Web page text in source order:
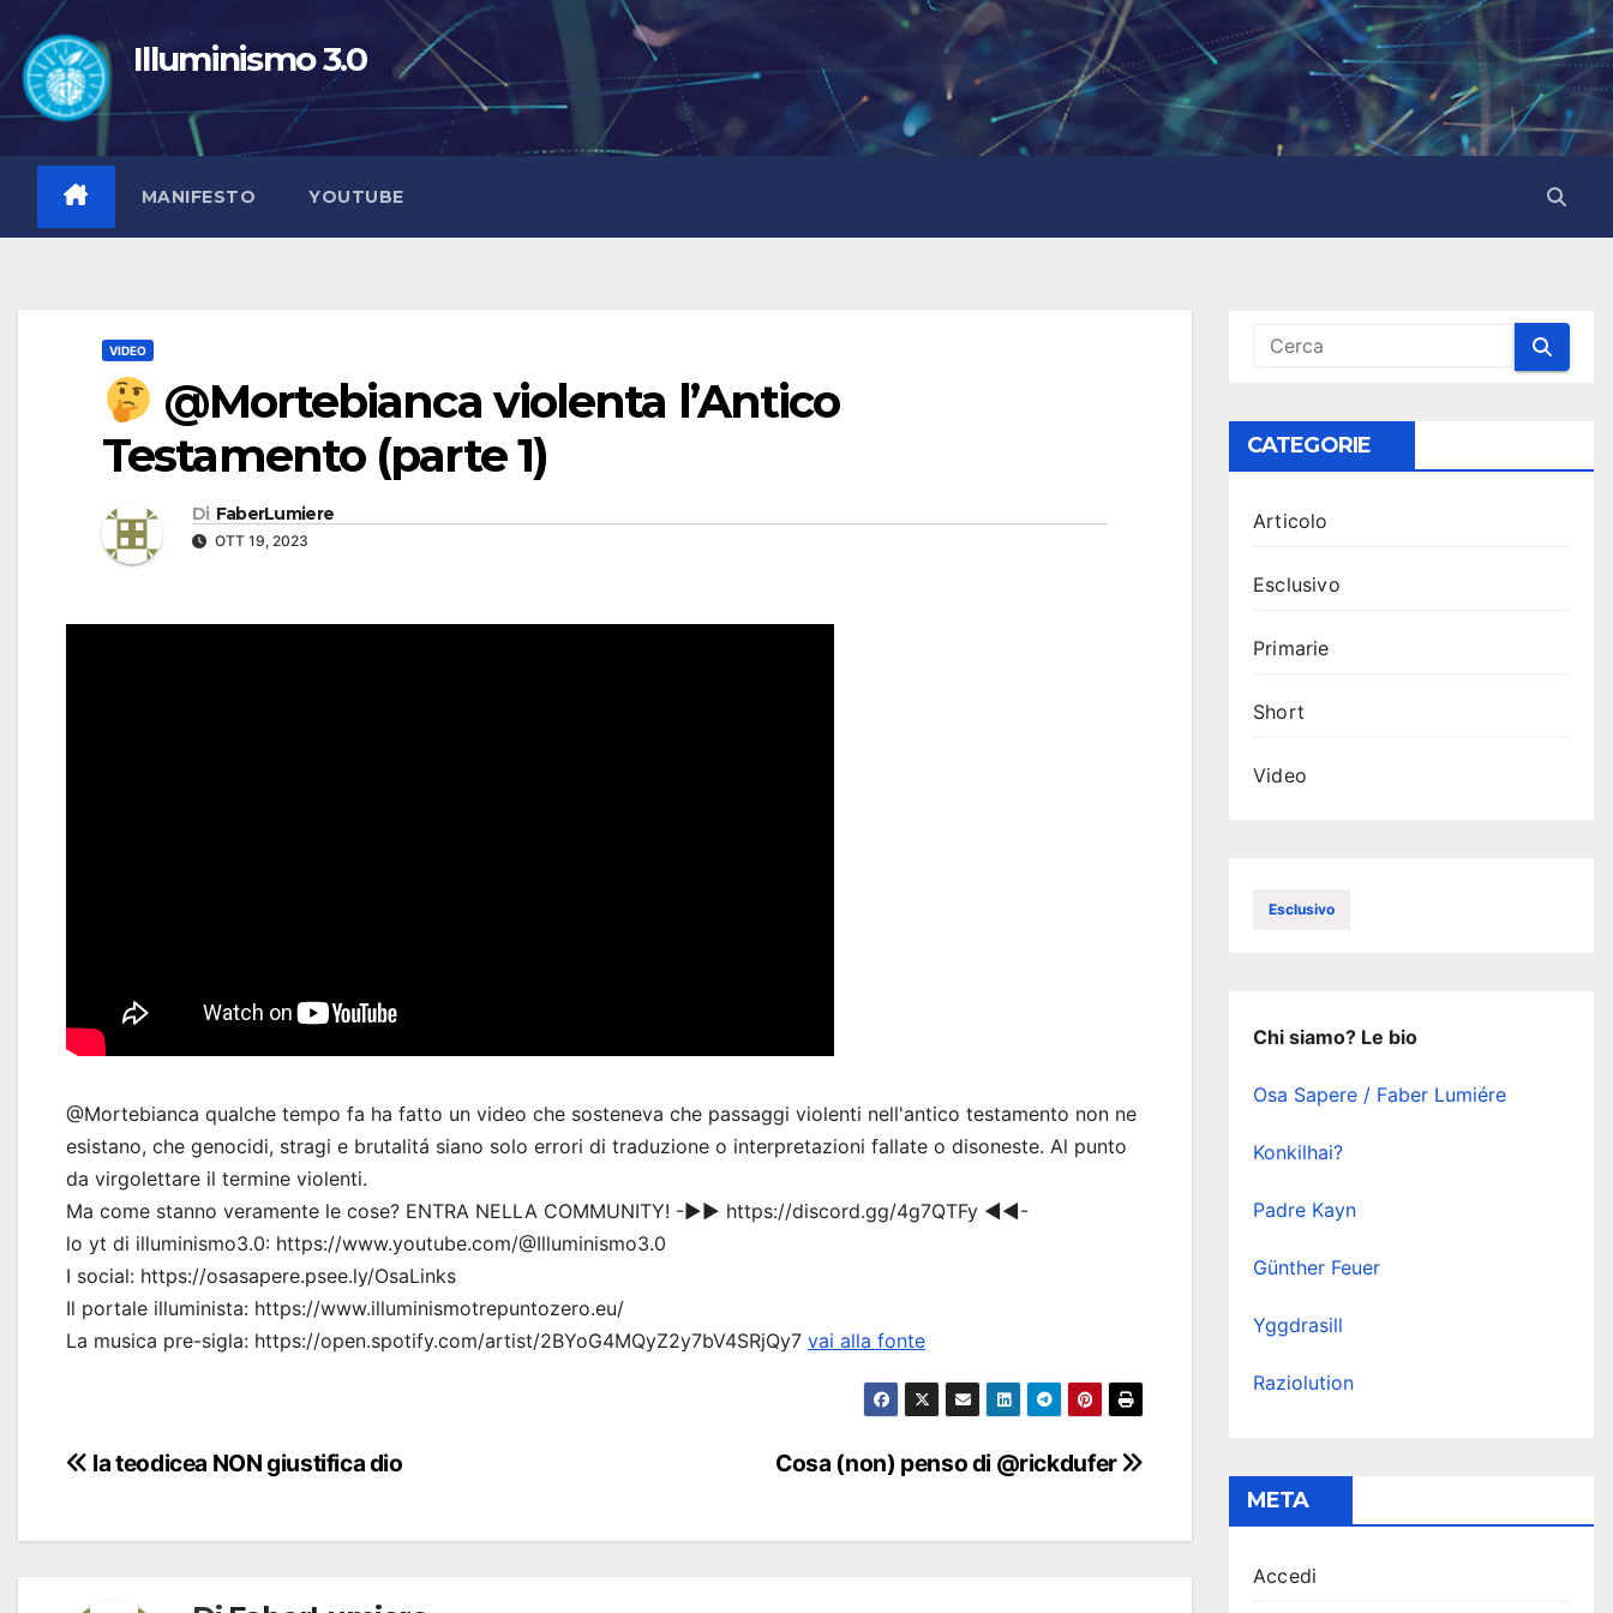
contenuto
Illuminismo 3.0
MANIFESTO YOUTUBE
VIDEO
@Mortebianca violenta l’Antico
Testamento (parte 1)
Di FaberLumiere
OTT 19, 2023
@Mortebianca qualche tempo fa ha fatto un video che sosteneva che passaggi violenti nell'antico testamento non ne
esistano, che genocidi, stragi e brutalitá siano solo errori di traduzione o interpretazioni fallate o disoneste. Al punto
da virgolettare il termine violenti.
Ma come stanno veramente le cose? ENTRA NELLA COMMUNITY! -▶▶ https://discord.gg/4g7QTFy ◀◀-
lo yt di illuminismo3.0: https://www.youtube.com/@Illuminismo3.0
I social: https://osasapere.psee.ly/OsaLinks
Il portale illuminista: https://www.illuminismotrepuntozero.eu/
La musica pre-sigla: https://open.spotify.com/artist/2BYoG4MQyZ2y7bV4SRjQy7 vai alla fonte
Navigazione
Cosa (non) penso di @rickdufer
la teodicea NON giustifica dio
CATEGORIE
Articolo
Esclusivo
Primarie
Short
Video
Esclusivo
Chi siamo? Le bio
Osa Sapere / Faber Lumiére
Konkilhai?
Padre Kayn
Günther Feuer
Yggdrasill
Raziolution
META
Accedi